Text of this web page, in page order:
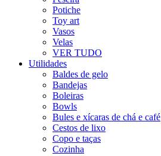
Potiche
Toy art
Vasos
Velas
VER TUDO
Utilidades
Baldes de gelo
Bandejas
Boleiras
Bowls
Bules e xícaras de chá e café
Cestos de lixo
Copo e taças
Cozinha